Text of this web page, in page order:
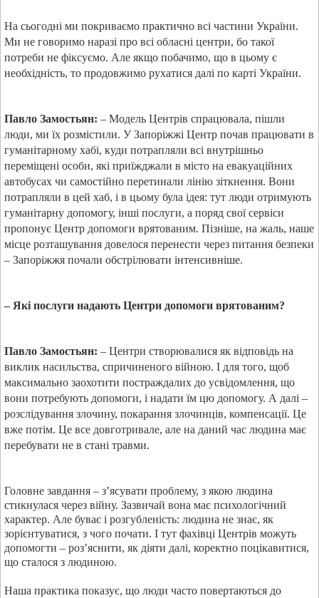
На сьогодні ми покриваємо практично всі частини України.
Ми не говоримо наразі про всі обласні центри, бо такої
потреби не фіксуємо. Але якщо побачимо, що в цьому є
необхідність, то продовжимо рухатися далі по карті України.
Павло Замостьян: – Модель Центрів спрацювала, пішли
люди, ми їх розмістили. У Запоріжжі Центр почав працювати в
гуманітарному хабі, куди потрапляли всі внутрішньо
переміщені особи, які приїжджали в місто на евакуаційних
автобусах чи самостійно перетинали лінію зіткнення. Вони
потрапляли в цей хаб, і в цьому була ідея: тут люди отримують
гуманітарну допомогу, інші послуги, а поряд свої сервіси
пропонує Центр допомоги врятованим. Пізніше, на жаль, наше
місце розташування довелося перенести через питання безпеки
– Запоріжжя почали обстрілювати інтенсивніше.
– Які послуги надають Центри допомоги врятованим?
Павло Замостьян: – Центри створювалися як відповідь на
виклик насильства, спричиненого війною. І для того, щоб
максимально заохотити постраждалих до усвідомлення, що
вони потребують допомоги, і надати їм цю допомогу. А далі –
розслідування злочину, покарання злочинців, компенсації. Це
вже потім. Це все довготривале, але на даний час людина має
перебувати не в стані травми.
Головне завдання – з’ясувати проблему, з якою людина
стикнулася через війну. Зазвичай вона має психологічний
характер. Але буває і розгубленість: людина не знає, як
зорієнтуватися, з чого почати. І тут фахівці Центрів можуть
допомогти – роз’яснити, як діяти далі, коректно поцікавитися,
що сталося з людиною.
Наша практика показує, що люди часто повертаються до